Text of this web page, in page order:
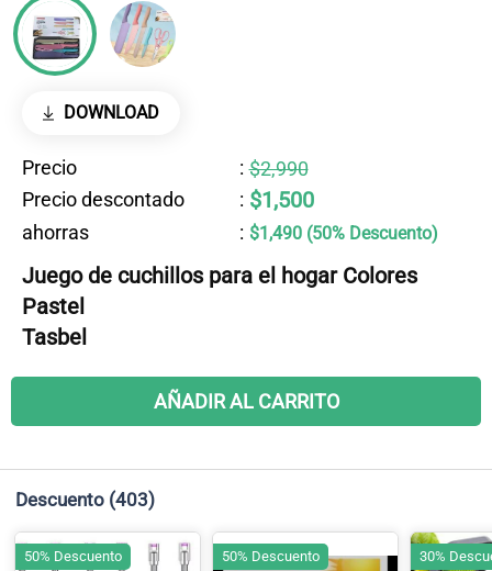
DOWNLOAD
Precio : $2,990
Precio descontado
: $1,500
ahorras : $1,490 (50% Descuento)
Juego de cuchillos para el hogar Colores
Pastel
Tasbel
AÑADIR AL CARRITO
Descuento (403)
50% Descuento 50% Descuento 30%